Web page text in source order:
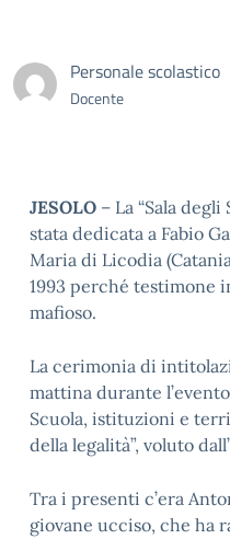
Personale scolastico
Docente
JESOLO – La “Sala
stata dedicata a Fabio
Maria di Licodia
1993 perché testimone
mafioso.
La cerimonia di
mattina durante
Scuola, istituzioni e
della legalità”, voluto
Tra i presenti c’era
giovane ucciso, che ha